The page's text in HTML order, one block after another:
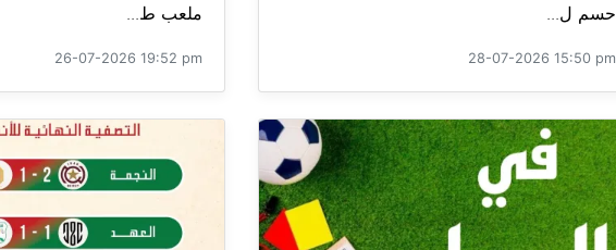
حسم ل...
28-07-2026 15:50 pm
ملعب ط...
26-07-2026 19:52 pm